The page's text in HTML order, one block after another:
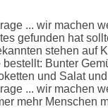
... wir machen
gefunden hat
stehen auf
Bunter
und Salat
... wir machen
mehr Menschen